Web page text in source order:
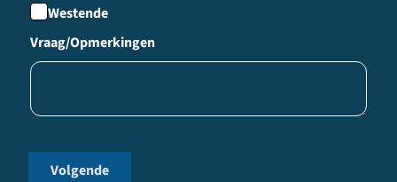
Westende
Vraag/Opmerkingen
Volgende